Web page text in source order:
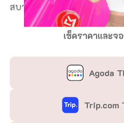
สบายต่างๆ อีกมากมาย
เช็คราคาและจ
Agoda
Trip.com